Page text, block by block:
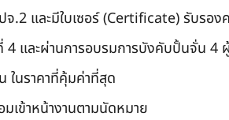
.2 และมีใบเซอร์ (Certificate) รับรอ
4 และผ่านการอบรมการบังคับปั้นจั่น
ในราคาที่คุ้มค่าที่สุด
เข้าหน้างานตามนัดหมาย